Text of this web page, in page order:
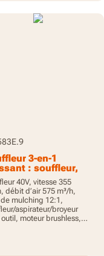
3-en-1
: souffleur,
broyeur
40V, vitesse 355
débit d’air 575 m³/h,
mulching 12:1,
aspirateur/broyeur
outil, moteur brushless,